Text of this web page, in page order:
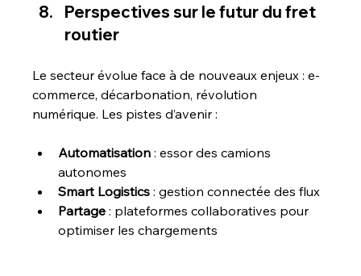
Perspectives sur le futur du fret
routier
Le secteur évolue face à de nouveaux enjeux : e-
commerce, décarbonation, révolution
numérique. Les pistes d’avenir :
Automatisation : essor des camions
autonomes
Smart Logistics : gestion connectée des flux
Partage : plateformes collaboratives pour
optimiser les chargements